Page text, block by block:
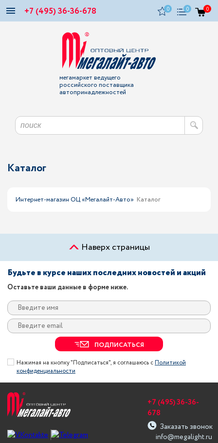
+7 (495) 36-36-678 0 0 0
мегамаркет ведущего
российского поставщика
автопринадлежностей
Каталог
Интернет-магазин ОЦ «Мегалайт-Авто» Каталог
Наверх страницы
Будьте в курсе наших последних новостей и акций
Оставьте ваши данные в форме ниже.
ПОДПИСАТЬСЯ
Нажимая на кнопку "Подписаться", я соглашаюсь сПолитикой
конфиденциальности
info@megalight.ru
+7 (495) 36-36-
678
Заказать звонок